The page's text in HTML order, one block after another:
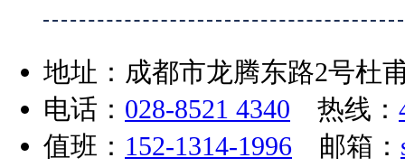
地址：成都市龙腾东路2号杜
电话： 028-8521 4340 热线：
值班： 152-1314-1996 邮箱：